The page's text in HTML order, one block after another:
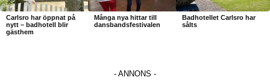
Carlsro har öppnat på
nytt – badhotell blir
gästhem
Många nya hittar till
dansbandsfestivalen
Badhotellet Carlsro har
sålts